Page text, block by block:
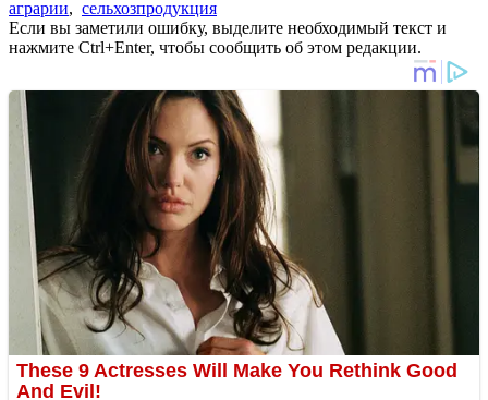
аграрии, сельхозпродукция
Если вы заметили ошибку, выделите необходимый текст и
нажмите Ctrl+Enter, чтобы сообщить об этом редакции.